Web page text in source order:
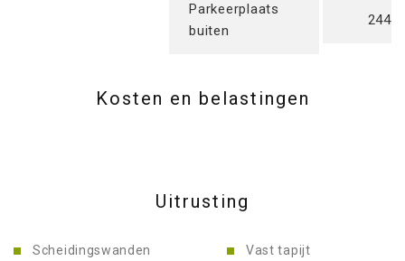
Parkeerplaats
buiten
244
Kosten en belastingen
Uitrusting
Scheidingswanden Vast tapijt